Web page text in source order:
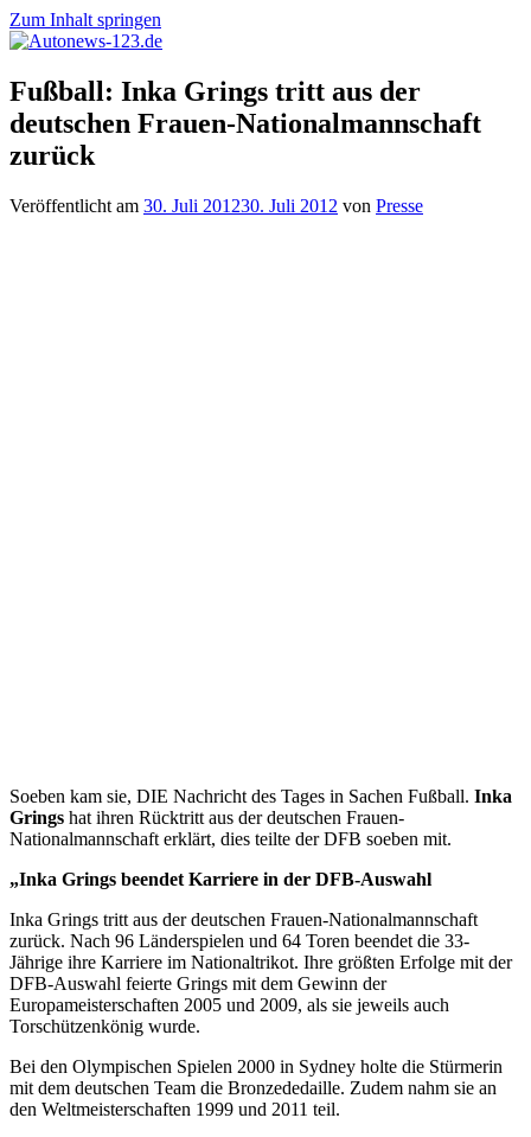
Zum Inhalt springen
Autonews-
123.de
Autonews
mit
Charme
Fußball: Inka Grings tritt aus der
deutschen Frauen-Nationalmannschaft
zurück
Veröffentlicht am 30. Juli 201230. Juli 2012 von Presse
Soeben kam sie, DIE Nachricht des Tages in Sachen Fußball. Inka
Grings hat ihren Rücktritt aus der deutschen Frauen-
Nationalmannschaft erklärt, dies teilte der DFB soeben mit.
„Inka Grings beendet Karriere in der DFB-Auswahl
Inka Grings tritt aus der deutschen Frauen-Nationalmannschaft
zurück. Nach 96 Länderspielen und 64 Toren beendet die 33-
Jährige ihre Karriere im Nationaltrikot. Ihre größten Erfolge mit der
DFB-Auswahl feierte Grings mit dem Gewinn der
Europameisterschaften 2005 und 2009, als sie jeweils auch
Torschützenkönig wurde.
Bei den Olympischen Spielen 2000 in Sydney holte die Stürmerin
mit dem deutschen Team die Bronzededaille. Zudem nahm sie an
den Weltmeisterschaften 1999 und 2011 teil.